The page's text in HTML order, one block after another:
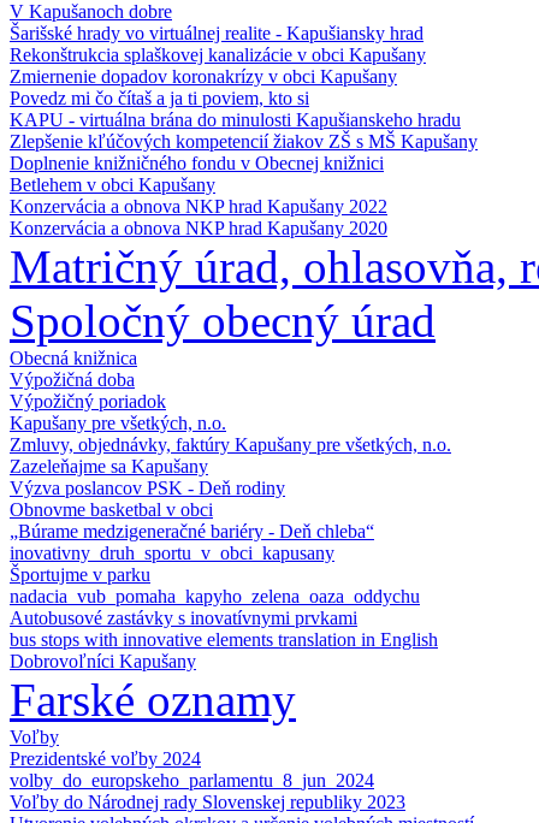
V Kapušanoch dobre
Šarišské hrady vo virtuálnej realite - Kapušiansky hrad
Rekonštrukcia splaškovej kanalizácie v obci Kapušany
Zmiernenie dopadov koronakrízy v obci Kapušany
Povedz mi čo čítaš a ja ti poviem, kto si
KAPU - virtuálna brána do minulosti Kapušianskeho hradu
Zlepšenie kľúčových kompetencií žiakov ZŠ s MŠ Kapušany
Doplnenie knižničného fondu v Obecnej knižnici
Betlehem v obci Kapušany
Konzervácia a obnova NKP hrad Kapušany 2022
Konzervácia a obnova NKP hrad Kapušany 2020
Matričný úrad, ohlasovňa,
Spoločný obecný úrad
Obecná knižnica
Výpožičná doba
Výpožičný poriadok
Kapušany pre všetkých, n.o.
Zmluvy, objednávky, faktúry Kapušany pre všetkých, n.o.
Zazeleňajme sa Kapušany
Výzva poslancov PSK - Deň rodiny
Obnovme basketbal v obci
„Búrame medzigeneračné bariéry - Deň chleba“
inovativny_druh_sportu_v_obci_kapusany
Športujme v parku
nadacia_vub_pomaha_kapyho_zelena_oaza_oddychu
Autobusové zastávky s inovatívnymi prvkami
bus stops with innovative elements translation in English
Dobrovoľníci Kapušany
Farské oznamy
Voľby
Prezidentské voľby 2024
volby_do_europskeho_parlamentu_8_jun_2024
Voľby do Národnej rady Slovenskej republiky 2023